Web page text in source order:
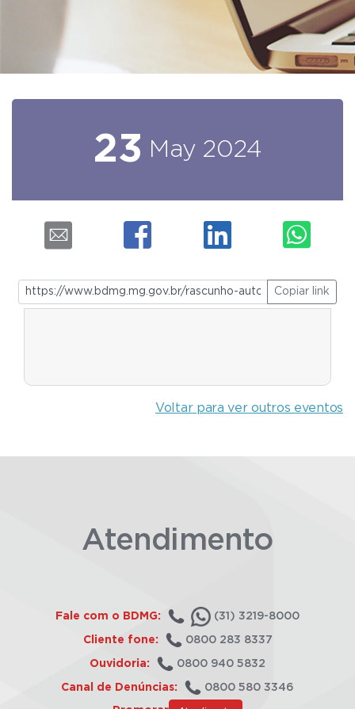
23 May 2024
Copiar link
Voltar para ver outros eventos
Atendimento
Fale com o BDMG: (31) 3219-8000
Cliente fone: 0800 283 8337
Ouvidoria: 0800 940 5832
Canal de Denúncias: 0800 580 3346